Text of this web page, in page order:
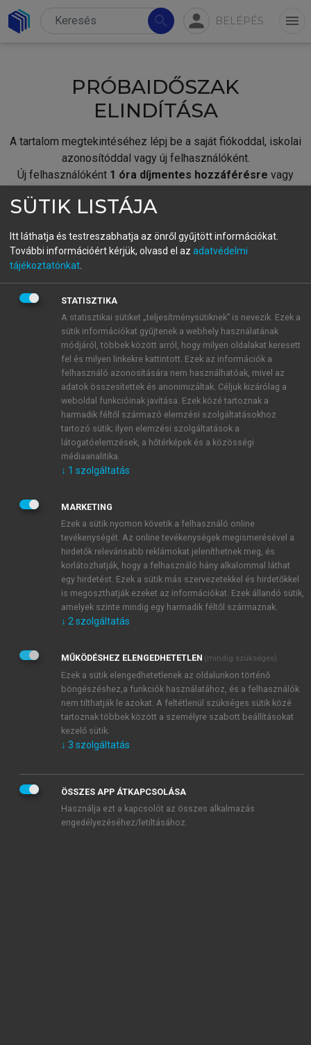
search person BELÉPÉS menu
PRÓBAIDŐSZAK
ELINDÍTÁSA
A tartalom megtekintéséhez lépj be a saját fiókoddal, iskolai
azonosítóddal vagy új felhasználóként.
Új felhasználóként 1 óra díjmentes hozzáférésre vagy
fiókoddal,vagy hozz létre új fiókot.
A regisztráció után apróbaidőszakautomatikusan
BELÉPÉS SAJÁT FIÓKKAL
ÚJ FIÓK LÉTREHOZÁSA
1 óra díjmentes hozzáférés
E-MAIL-CÍM
JELSZÓ
JELSZÓ ÚJRA
Kérek értesítést a MeRSZ újdonságairól, akcióiról.
Kérek értesítést az Akadémiai Kiadó Zrt. újdonságairól,
Adatkezelési tájékoztatóbanfoglaltakat tudomásul
veszem és elfogadom.
Általános vásárlási feltételeket, valamint a szotar.netés a
mersz.huoldalak licencszerződéseiben foglaltakat
tudomásul veszem és elfogadom.
KIPRÓBÁLOM
SÜTIK LISTÁJA
Itt láthatja és testreszabhatja az önről gyűjtött információkat.
További információért kérjük, olvasd el az adatvédelmi
tájékoztatónkat
STATISZTIKA
A statisztikai sütiket „teljesítménysütiknek” is nevezik. Ezek a
sütik információkat gyűjtenek a webhely használatának
módjáról, többek között arról, hogy milyen oldalakat keresett
fel és milyen linkekre kattintott. Ezek az információk a
felhasználó azonosítására nem használhatóak, mivel az
adatok összesítettek és anonimizáltak. Céljuk kizárólag a
weboldal funkcióinak javítása. Ezek közé tartoznak a
harmadik féltől származó elemzési szolgáltatásokhoz
tartozó sütik; ilyen elemzési szolgáltatások a
látogatóelemzések, a hőtérképek és a közösségi
médiaanalitika.
↓ 1 szolgáltatás
MARKETING
Ezek a sütik nyomon követik a felhasználó online
tevékenységét. Az online tevékenységek megismerésével a
hirdetők relevánsabb reklámokat jeleníthetnek meg, és
korlátozhatják, hogy a felhasználó hány alkalommal láthat
egy hirdetést. Ezek a sütik más szervezetekkel és hirdetőkkel
is megoszthatják ezeket az információkat. Ezek állandó sütik,
amelyek szinte mindig egy harmadik féltől származnak.
↓ 2 szolgáltatás
MŰKÖDÉSHEZ ELENGEDHETETLEN (mindig szükséges)
Ezek a sütik elengedhetetlenek az oldalunkon történő
böngészéshez,a funkciók használatához, és a felhasználók
nem tilthatják le azokat. A feltétlenül szükséges sütik közé
tartoznak többek között a személyre szabott beállításokat
kezelő sütik.
↓ 3 szolgáltatás
ÖSSZES APP ÁTKAPCSOLÁSA
Használja ezt a kapcsolót az összes alkalmazás
engedélyezéséhez/letiltásához.